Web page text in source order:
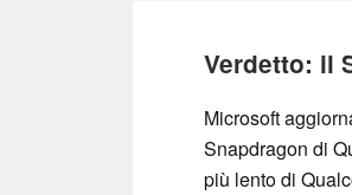
Verdetto: il
Microsoft
Snapdragon di
più lento di